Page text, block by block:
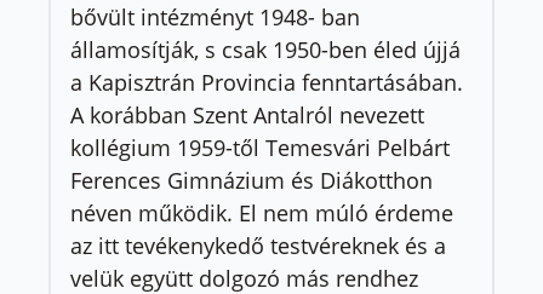
bővült intézményt 1948- ban
államosítják, s csak 1950-ben éled újjá
a Kapisztrán Provincia fenntartásában.
A korábban Szent Antalról nevezett
kollégium 1959-től Temesvári Pelbárt
Ferences Gimnázium és Diákotthon
néven működik. El nem múló érdeme
az itt tevékenykedő testvéreknek és a
velük együtt dolgozó más rendhez